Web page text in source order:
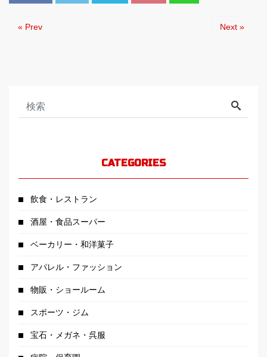
« Prev Next »
CATEGORIES
飲食・レストラン
酒屋・食品スーパー
ベーカリー・和洋菓子
アパレル・ファッション
物販・ショールーム
スポーツ・ジム
宝石・メガネ・呉服